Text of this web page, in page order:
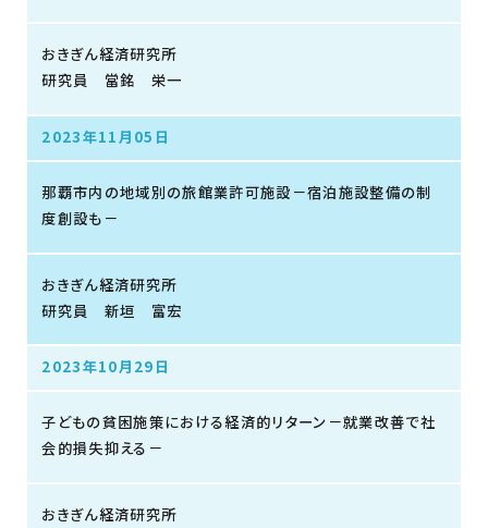
おきぎん経済研究所
研究員 當銘 栄一
2023年11月05日
那覇市内の地域別の旅館業許可施設－宿泊施設整備の制
度創設も－
おきぎん経済研究所
研究員 新垣 富宏
2023年10月29日
子どもの貧困施策における経済的リターン－就業改善で社
会的損失抑える－
おきぎん経済研究所